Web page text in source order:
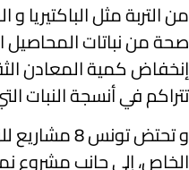
من التربة مثل
صحة من نباتات المحاصيل
إنخفاض كمية المعادن
تتراكم في أنسجة النبات
و تحتض تونس
الخاص، إلى جانب